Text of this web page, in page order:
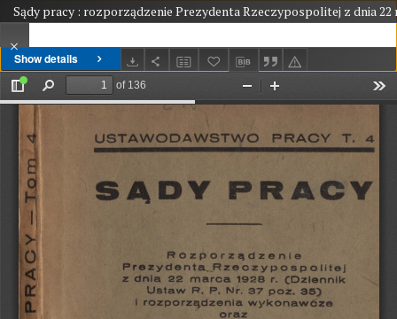
Show details
Sądy pracy : rozporządzenie Prezydenta Rzeczypospolitej z dnia 22